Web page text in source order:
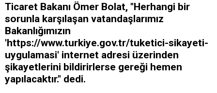
Ticaret Bakanı Ömer Bolat, "Herhangi bir
sorunla karşılaşan vatandaşlarımız
Bakanlığımızın
'https://www.turkiye.gov.tr/tuketici-sikayeti-
uygulamasi' internet adresi üzerinden
şikayetlerini bildirirlerse gereği hemen
yapılacaktır." dedi.